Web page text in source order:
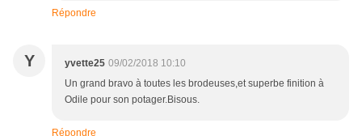
Répondre
Y yvette25 09/02/2018 10:10
Un grand bravo à toutes les brodeuses,et superbe finition à
Odile pour son potager.Bisous.
Répondre